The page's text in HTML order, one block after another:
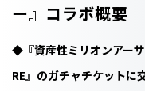
ー』コラボ概要
◆『資産性ミリオンアー
RE』のガチャチケットに